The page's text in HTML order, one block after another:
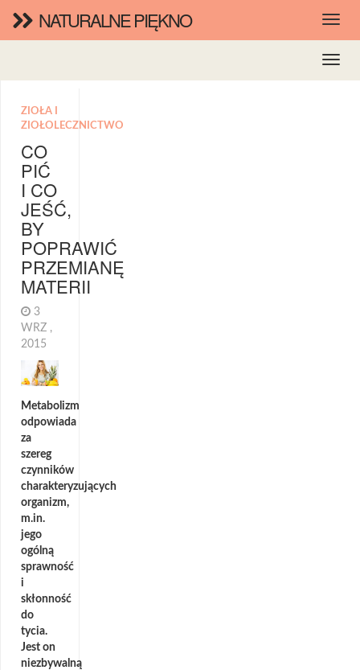
NATURALNE PIĘKNO
ZIOŁA I
ZIOŁOLECZNICTWO
CO
PIĆ
I CO
JEŚĆ,
BY
POPRAWIĆ
PRZEMIANĘ
MATERII
3
WRZ ,
2015
Metabolizm
odpowiada
za
szereg
czynników
charakteryzujących
organizm,
m.in.
jego
ogólną
sprawność
i
skłonność
do
tycia.
Jest on
niezbywalną